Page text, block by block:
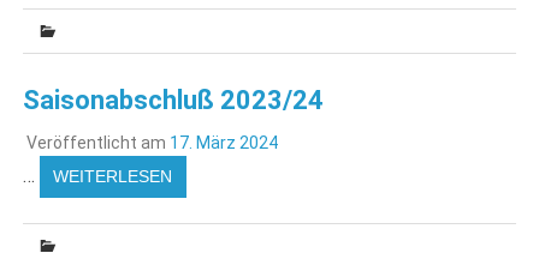
Saisonabschluß 2023/24
Veröffentlicht am 17. März 2024
… WEITERLESEN